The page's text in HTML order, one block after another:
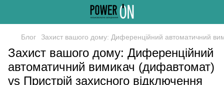
Блог Захист вашого дому: Диференційний автоматичний
Захист вашого дому: Диференційний
автоматичний вимикач (дифавтомат)
vs Пристрій захисного відключення